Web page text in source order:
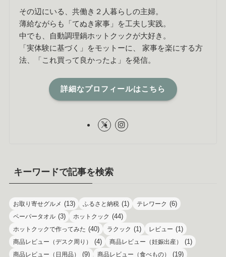
その辺にいる、共働き２人暮らしの主婦。
薄給ながらも「てぬき家事」を工夫し実践。
中でも、自動調理鍋ホットクックが大好き。
「実体験に基づく」をモットーに、 家事を楽にする方
法、「これ買って良かったよ」を発信。
詳細なプロフィールはこちら
キーワードで記事を検索
お取り寄せグルメ (13) ふるさと納税 (1) テレワーク (6)
ペーパータオル (3) ホットクック (44)
ホットクックで作ってみた (40) ラクック (1) レビュー (1)
商品レビュー（デスク周り） (4) 商品レビュー（妊娠出産） (1)
商品レビュー（日用品） (9) 商品レビュー（食べもの） (19)